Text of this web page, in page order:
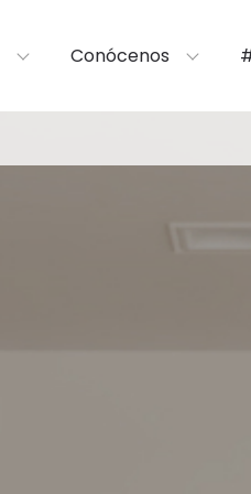
Conócenos